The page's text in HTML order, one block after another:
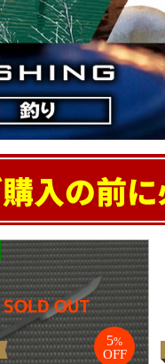
5%
OFF